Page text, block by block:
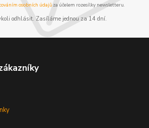
osobních údajůza účelem rozesílky newsletteru.
odhlásit. Zasíláme jednou za 14 dní.